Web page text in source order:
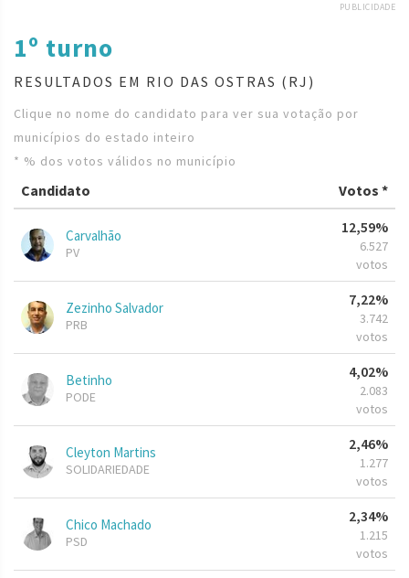
PUBLICIDADE
1º turno
RESULTADOS EM RIO DAS OSTRAS (RJ)
Clique no nome do candidato para ver sua votação por
municípios do estado inteiro
* % dos votos válidos no município
Candidato Votos *
Carvalhão
PV
12,59%
6.527
votos
Zezinho Salvador
PRB
7,22%
3.742
votos
Betinho
PODE
4,02%
2.083
votos
Cleyton Martins
SOLIDARIEDADE
2,46%
1.277
votos
Chico Machado
PSD
2,34%
1.215
votos